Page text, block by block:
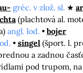
gréc. v zlož. sl.
(plachtová al.
angl. lod.
bojer
singel (šport. l.
a zadnou
pod trupom, na